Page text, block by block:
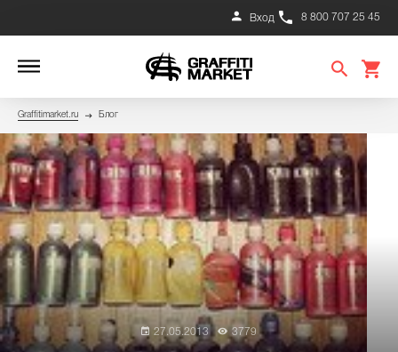
8 800 707 25 45
Вход
Graffitimarket.ru Блог
27.05.2013 3779